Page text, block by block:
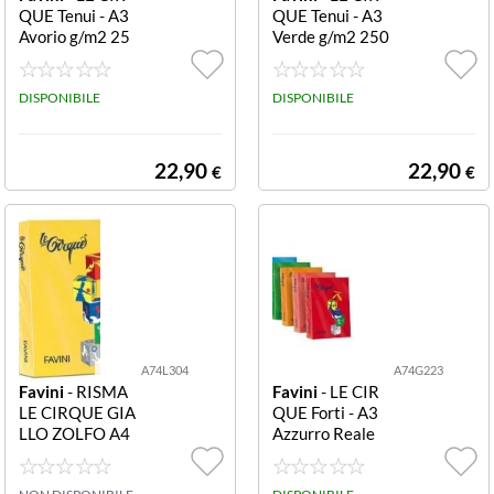
QUE Tenui - A3
Avorio g/m2 25
0 fogli RISMA 1
60G A74Q223
LE CIRQUE:160
DISPONIBILE
22,90 €
QUE Tenui - A3
Verde g/m2 250
fogli RISMA 16
0G A74P223 LE
CIRQUE:160 V
DISPONIBILE
22,90 €
A74L304
Favini- RISMA
LE CIRQUE GIA
LLO ZOLFO A4
gr 250 fogli 160
G A74L304 RIS
A74G223
Favini- LE CIR
QUE Forti - A3
Azzurro Reale
g/m2 250 fogli
RISMA 160G A